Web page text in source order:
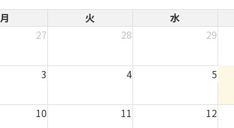
月 火 水
27 28 29
3 4 5
10 11 12